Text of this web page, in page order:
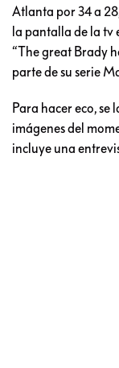
Atlanta por 34 a
la pantalla de la tv
“The great Brady
parte de su serie
Para hacer eco, se
imágenes del
incluye una